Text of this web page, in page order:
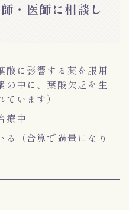
・医師に相談し
酸に影響する薬を服用
の中に、葉酸欠乏を生
います）
療中
る（合算で過量になり